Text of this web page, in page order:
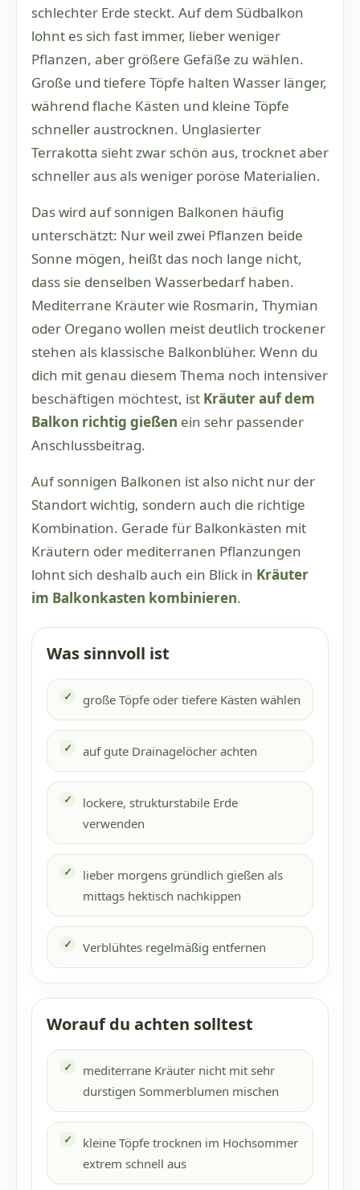
schlechter Erde steckt. Auf dem Südbalkon
lohnt es sich fast immer, lieber weniger
Pflanzen, aber größere Gefäße zu wählen.
Große und tiefere Töpfe halten Wasser länger,
während flache Kästen und kleine Töpfe
schneller austrocknen. Unglasierter
Terrakotta sieht zwar schön aus, trocknet aber
schneller aus als weniger poröse Materialien.
Das wird auf sonnigen Balkonen häufig
unterschätzt: Nur weil zwei Pflanzen beide
Sonne mögen, heißt das noch lange nicht,
dass sie denselben Wasserbedarf haben.
Mediterrane Kräuter wie Rosmarin, Thymian
oder Oregano wollen meist deutlich trockener
stehen als klassische Balkonblüher. Wenn du
dich mit genau diesem Thema noch intensiver
beschäftigen möchtest, ist Kräuter auf dem
Balkon richtig gießen ein sehr passender
Anschlussbeitrag.
Auf sonnigen Balkonen ist also nicht nur der
Standort wichtig, sondern auch die richtige
Kombination. Gerade für Balkonkästen mit
Kräutern oder mediterranen Pflanzungen
lohnt sich deshalb auch ein Blick in Kräuter
im Balkonkasten kombinieren.
Was sinnvoll ist
große Töpfe oder tiefere Kästen wählen
auf gute Drainagelöcher achten
lockere, strukturstabile Erde
verwenden
lieber morgens gründlich gießen als
mittags hektisch nachkippen
Verblühtes regelmäßig entfernen
Worauf du achten solltest
mediterrane Kräuter nicht mit sehr
durstigen Sommerblumen mischen
kleine Töpfe trocknen im Hochsommer
extrem schnell aus